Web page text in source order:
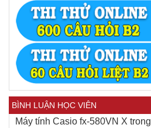
BÌNH LUẬN HỌC VIÊN
Máy tính Casio fx-580VN X trong